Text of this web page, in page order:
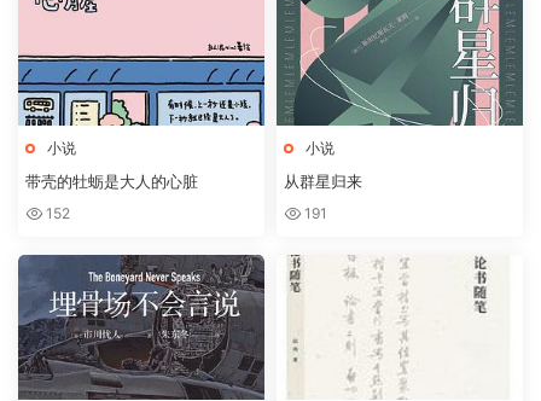
小说
带壳的牡蛎是大人的心脏
152
小说
从群星归来
191